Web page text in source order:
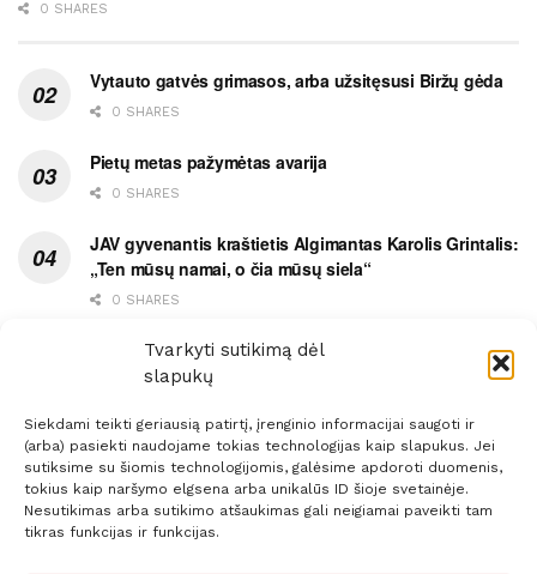
Tvarkyti sutikimą dėl
slapukų
Siekdami teikti geriausią patirtį, įrenginio informacijai saugoti ir
(arba) pasiekti naudojame tokias technologijas kaip slapukus. Jei
sutiksime su šiomis technologijomis, galėsime apdoroti duomenis,
tokius kaip naršymo elgsena arba unikalūs ID šioje svetainėje.
Nesutikimas arba sutikimo atšaukimas gali neigiamai paveikti tam
tikras funkcijas ir funkcijas.
0 SHARES
Vytauto gatvės grimasos, arba užsitęsusi Biržų gėda
0 SHARES
Pietų metas pažymėtas avarija
0 SHARES
JAV gyvenantis kraštietis Algimantas Karolis Grintalis:
„Ten mūsų namai, o čia mūsų siela“
0 SHARES
Ypatingas dviejų medikių likimo ryšys
0 SHARES
Prenumerata Reklama